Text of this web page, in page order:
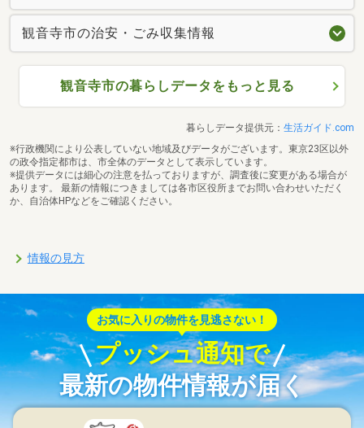
観音寺市の治安・ごみ収集情報
観音寺市の暮らしデータをもっと見る
暮らしデータ提供元： 生活ガイド.com
※行政機関により公表していない地域及びデータがございます。東京23区以外
の政令指定都市は、市全体のデータとして表示しています。
※提供データには細心の注意を払っておりますが、調査後に変更がある場合が
あります。 最新の情報につきましては各市区役所までお問い合わせいただく
か、自治体HPなどをご確認ください。
情報の見方
お気に入りの物件を見逃さない！
プッシュ通知で
最新の物件情報が届く